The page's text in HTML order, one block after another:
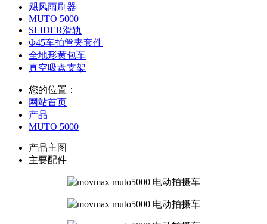
飓风雨刷器
MUTO 5000
SLIDER滑轨
Φ45车拍管夹套件
全地形黄包车
真空吸盘支架
您的位置：
网站首页
产品
MUTO 5000
产品主图
主要配件